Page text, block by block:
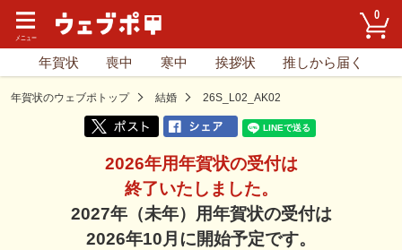
0
年賀状 喪中 寒中 挨拶状 推しから届く
年賀状のウェブポトップ 結婚 26S_L02_AK02
2026年用年賀状の受付は
終了いたしました。
2027年（未年）用年賀状の受付は
2026年10月に開始予定です。